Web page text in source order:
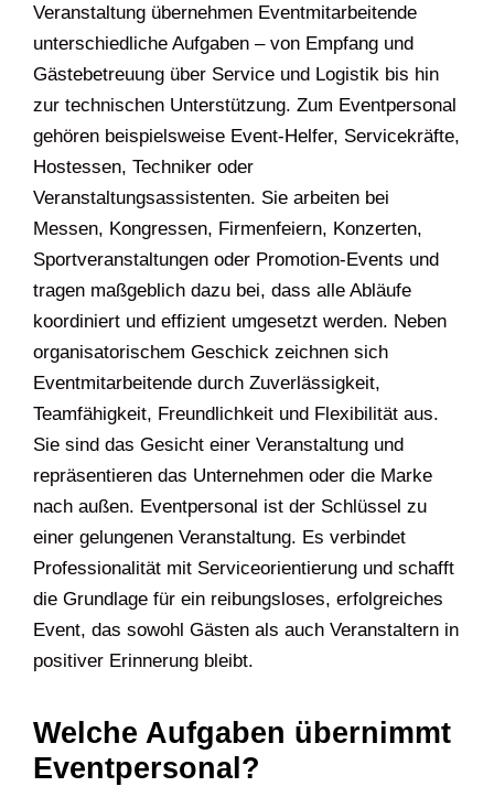
Veranstaltung übernehmen Eventmitarbeitende
unterschiedliche Aufgaben – von Empfang und
Gästebetreuung über Service und Logistik bis hin
zur technischen Unterstützung. Zum Eventpersonal
gehören beispielsweise Event-Helfer, Servicekräfte,
Hostessen, Techniker oder
Veranstaltungsassistenten. Sie arbeiten bei
Messen, Kongressen, Firmenfeiern, Konzerten,
Sportveranstaltungen oder Promotion-Events und
tragen maßgeblich dazu bei, dass alle Abläufe
koordiniert und effizient umgesetzt werden. Neben
organisatorischem Geschick zeichnen sich
Eventmitarbeitende durch Zuverlässigkeit,
Teamfähigkeit, Freundlichkeit und Flexibilität aus.
Sie sind das Gesicht einer Veranstaltung und
repräsentieren das Unternehmen oder die Marke
nach außen. Eventpersonal ist der Schlüssel zu
einer gelungenen Veranstaltung. Es verbindet
Professionalität mit Serviceorientierung und schafft
die Grundlage für ein reibungsloses, erfolgreiches
Event, das sowohl Gästen als auch Veranstaltern in
positiver Erinnerung bleibt.
Welche Aufgaben übernimmt
Eventpersonal?